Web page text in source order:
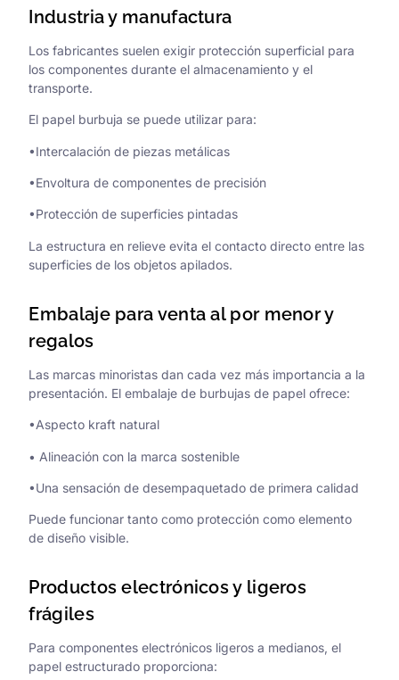
Industria y manufactura
Los fabricantes suelen exigir protección superficial para
los componentes durante el almacenamiento y el
transporte.
El papel burbuja se puede utilizar para:
•Intercalación de piezas metálicas
•Envoltura de componentes de precisión
•Protección de superficies pintadas
La estructura en relieve evita el contacto directo entre las
superficies de los objetos apilados.
Embalaje para venta al por menor y
regalos
Las marcas minoristas dan cada vez más importancia a la
presentación. El embalaje de burbujas de papel ofrece:
•Aspecto kraft natural
• Alineación con la marca sostenible
•Una sensación de desempaquetado de primera calidad
Puede funcionar tanto como protección como elemento
de diseño visible.
Productos electrónicos y ligeros
frágiles
Para componentes electrónicos ligeros a medianos, el
papel estructurado proporciona: